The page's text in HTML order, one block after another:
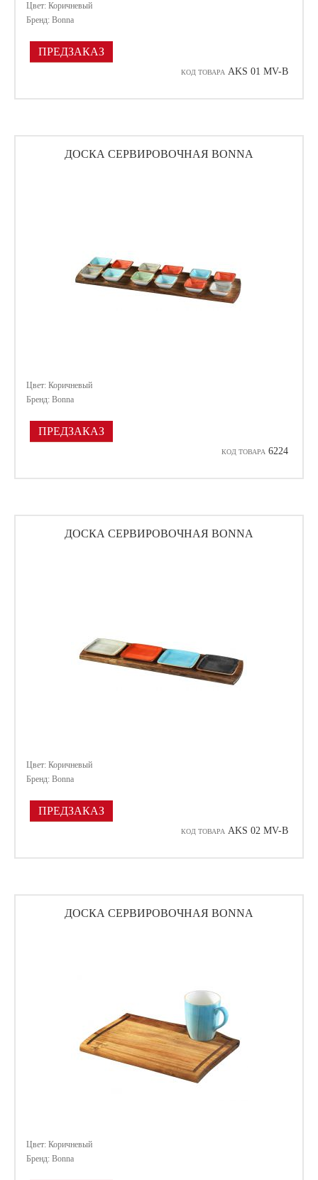
Цвет: Коричневый
Бренд: Bonna
ПРЕДЗАКАЗ
КОД ТОВАРА AKS 01 MV-B
ДОСКА СЕРВИРОВОЧНАЯ BONNA
Цвет: Коричневый
Бренд: Bonna
ПРЕДЗАКАЗ
КОД ТОВАРА 6224
ДОСКА СЕРВИРОВОЧНАЯ BONNA
Цвет: Коричневый
Бренд: Bonna
ПРЕДЗАКАЗ
КОД ТОВАРА AKS 02 MV-B
ДОСКА СЕРВИРОВОЧНАЯ BONNA
Цвет: Коричневый
Бренд: Bonna